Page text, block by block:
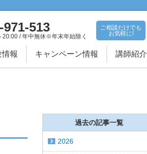
971-513
20:00 / 年中無休※年末年始除く
ご相談だけでも
お気軽に!
報 キャンペーン情報 講師紹介
過去の記事一覧
2026